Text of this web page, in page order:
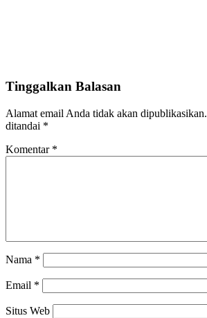
Tinggalkan Balasan
Alamat email Anda tidak akan dipublikasikan.
ditandai *
Komentar *
Nama *
Email *
Situs Web